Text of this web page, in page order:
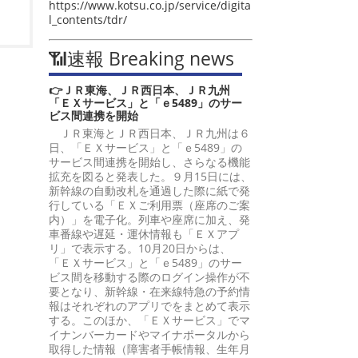
https://www.kotsu.co.jp/service/digita
l_contents/tdr/
📶速報 Breaking news
👉ＪＲ東海、ＪＲ西日本、ＪＲ九州
「ＥＸサービス」と「ｅ5489」のサー
ビス間連携を開始
ＪＲ東海とＪＲ西日本、ＪＲ九州は６
日、「ＥＸサービス」と「ｅ5489」の
サービス間連携を開始し、さらなる機能
拡充を図ると発表した。９月15日には、
新幹線の自動改札を通過した際に紙で発
行している「ＥＸご利用票（座席のご案
内）」を電子化。列車や座席に加え、発
車番線や遅延・運休情報も「ＥＸアプ
リ」で表示する。10月20日からは、
「ＥＸサービス」と「ｅ5489」のサー
ビス間を移動する際のログイン操作が不
要となり、新幹線・在来線特急の予約情
報はそれぞれのアプリでをまとめて表示
する。このほか、「ＥＸサービス」でマ
イナンバーカードやマイナポータルから
取得した情報（障害者手帳情報、生年月